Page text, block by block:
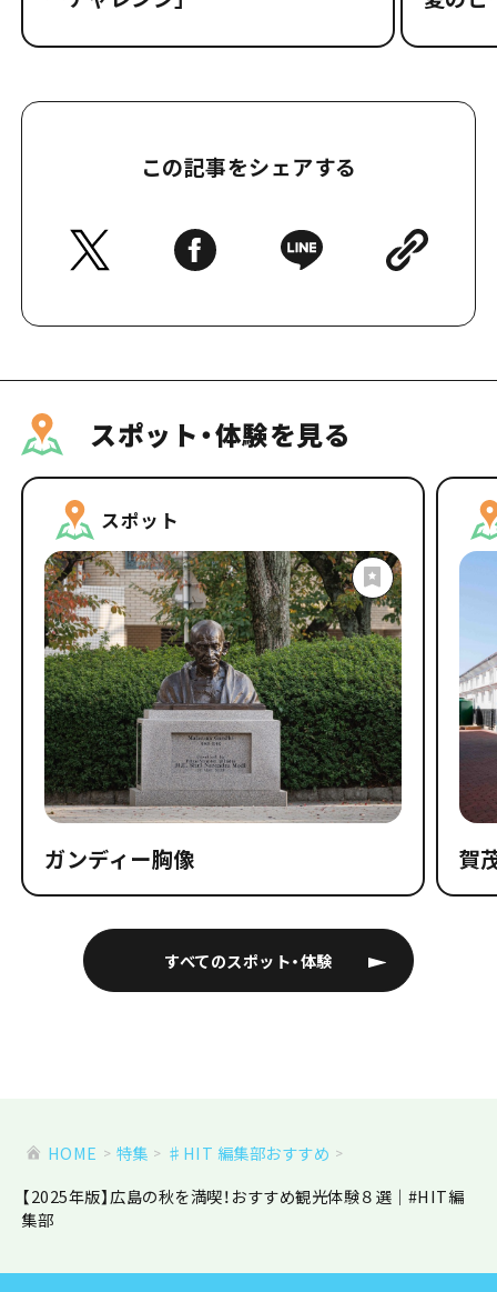
この記事をシェアする
スポット・体験を見る
すべてのスポット・体験
スポット
ガンディー胸像 賀
HOME 特集
♯HIT 編集部おすすめ
【2025年版】広島の秋を満喫！おすすめ観光体験８選｜#HIT編
集部